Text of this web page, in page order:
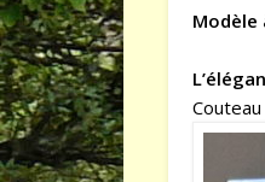
Modèle